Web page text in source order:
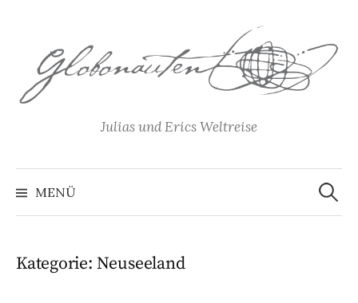
Inhalt
Julias und Erics Weltreise
MENÜ
Suchen
nach:
Kategorie: Neuseeland